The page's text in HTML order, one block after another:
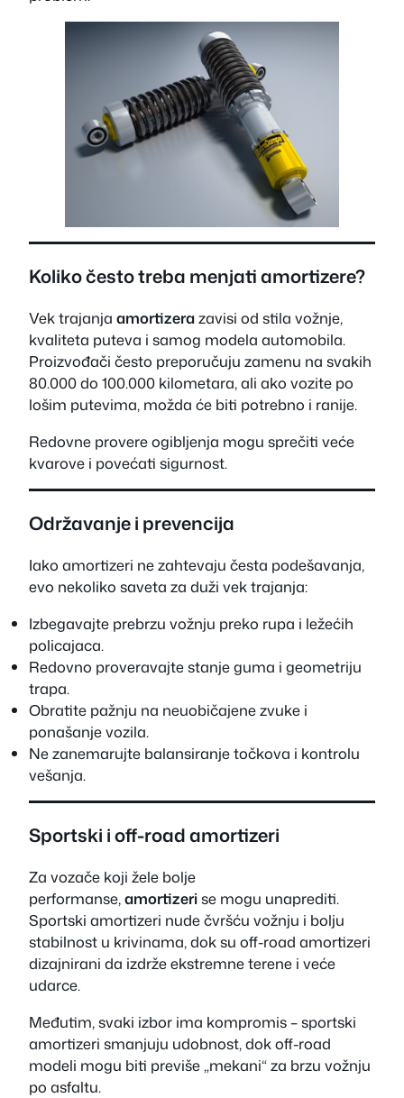
Koliko često treba menjati amortizere?
Vek trajanja amortizerazavisi od stila vožnje,
kvaliteta puteva i samog modela automobila.
Proizvođači često preporučuju zamenu na svakih
80.000 do 100.000 kilometara, ali ako vozite po
lošim putevima, možda će biti potrebno i ranije.
Redovne provere ogibljenja mogu sprečiti veće
kvarove i povećati sigurnost.
Održavanje i prevencija
Iako amortizeri ne zahtevaju česta podešavanja,
evo nekoliko saveta za duži vek trajanja:
Izbegavajte prebrzu vožnju preko rupa i ležećih
policajaca.
Redovno proveravajte stanje guma i geometriju
trapa.
Obratite pažnju na neuobičajene zvuke i
ponašanje vozila.
Ne zanemarujte balansiranje točkova i kontrolu
vešanja.
Sportski i off-road amortizeri
Za vozače koji žele bolje
performanse,amortizerise mogu unaprediti.
Sportski amortizeri nude čvršću vožnju i bolju
stabilnost u krivinama, dok su off-road amortizeri
dizajnirani da izdrže ekstremne terene i veće
udarce.
Međutim, svaki izbor ima kompromis – sportski
amortizeri smanjuju udobnost, dok off-road
modeli mogu biti previše „mekani“ za brzu vožnju
po asfaltu.